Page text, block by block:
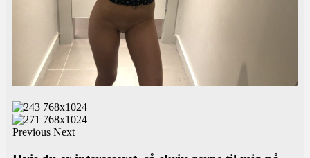
Previous Next